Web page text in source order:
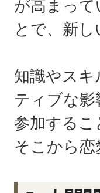
が高まっ
とで、新
知識やス
ティブな
参加する
そこから